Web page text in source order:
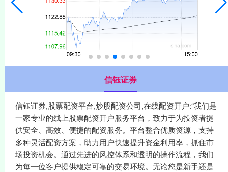
信钰证券
信钰证券,股票配资平台,炒股配资公司,在线配资开户:“我们是
一家专业的线上股票配资开户服务平台，致力于为投资者提
供安全、高效、便捷的配资服务。平台整合优质资源，支持
多种灵活配资方案，助力用户快速提升资金利用率，抓住市
场投资机会。通过先进的风控体系和透明的操作流程，我们
为每一位客户提供稳定可靠的交易环境。无论您是新手还是